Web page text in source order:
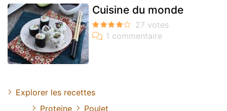
Cuisine du monde
Explorer les recettes
Proteine
Poulet